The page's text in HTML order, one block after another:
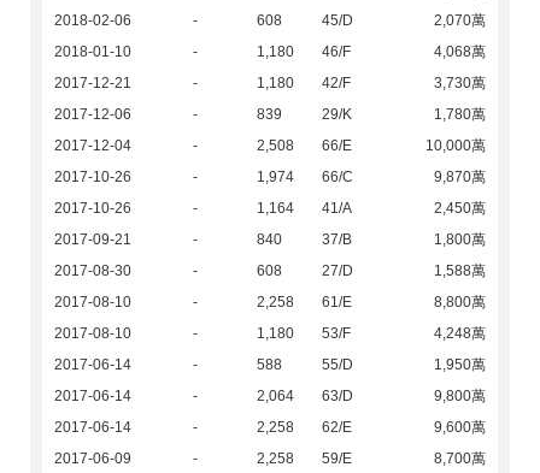
2018-02-06
- 608 45/D
2,070萬
2018-01-10
- 1,180 46/F
4,068萬
2017-12-21
- 1,180 42/F
3,730萬
2017-12-06
- 839 29/K
1,780萬
2017-12-04
- 2,508 66/E
10,000萬
2017-10-26
- 1,974 66/C
9,870萬
2017-10-26
- 1,164 41/A
2,450萬
2017-09-21
- 840 37/B
1,800萬
2017-08-30
- 608 27/D
1,588萬
2017-08-10
- 2,258 61/E
8,800萬
2017-08-10
- 1,180 53/F
4,248萬
2017-06-14
- 588 55/D
1,950萬
2017-06-14
- 2,064 63/D
9,800萬
2017-06-14
- 2,258 62/E
9,600萬
2017-06-09
- 2,258 59/E
8,700萬